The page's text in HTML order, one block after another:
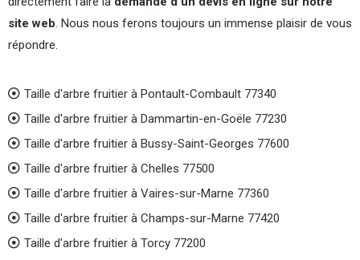
site web. Nous nous ferons toujours un immense plaisir de vous
répondre.
Taille d'arbre fruitier à Pontault-Combault 77340
Taille d'arbre fruitier à Dammartin-en-Goële 77230
Taille d'arbre fruitier à Bussy-Saint-Georges 77600
Taille d'arbre fruitier à Chelles 77500
Taille d'arbre fruitier à Vaires-sur-Marne 77360
Taille d'arbre fruitier à Champs-sur-Marne 77420
Taille d'arbre fruitier à Torcy 77200